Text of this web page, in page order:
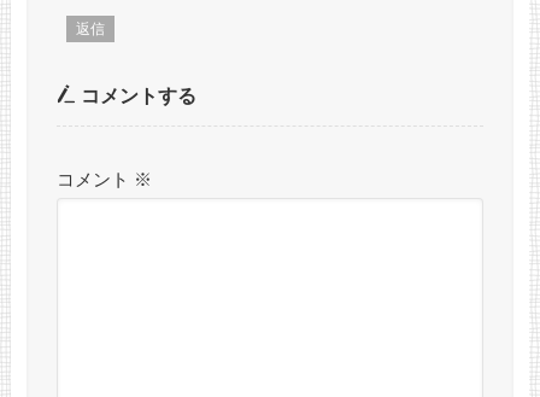
返信
コメントする
コメント ※